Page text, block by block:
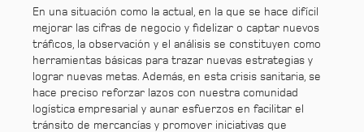
En una situación como la actual, en la que se hace difícil
mejorar las cifras de negocio y fidelizar o captar nuevos
tráficos, la observación y el análisis se constituyen como
herramientas básicas para trazar nuevas estrategias y
lograr nuevas metas. Además, en esta crisis sanitaria, se
hace preciso reforzar lazos con nuestra comunidad
logística empresarial y aunar esfuerzos en facilitar el
tránsito de mercancías y promover iniciativas que